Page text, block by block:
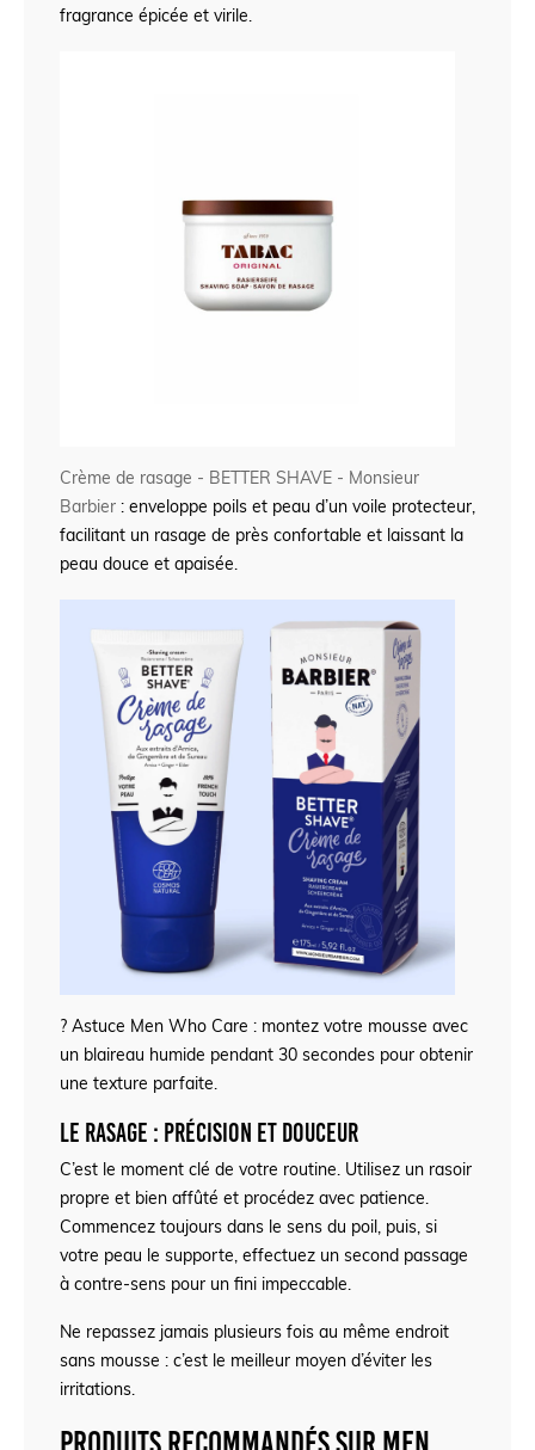
fragrance épicée et virile.
Crème de rasage - BETTER SHAVE - Monsieur
Barbier : enveloppe poils et peau d’un voile protecteur,
facilitant un rasage de près confortable et laissant la
peau douce et apaisée.
? Astuce Men Who Care : montez votre mousse avec
un blaireau humide pendant 30 secondes pour obtenir
une texture parfaite.
Le rasage : précision et douceur
C’est le moment clé de votre routine. Utilisez un rasoir
propre et bien affûté et procédez avec patience.
Commencez toujours dans le sens du poil, puis, si
votre peau le supporte, effectuez un second passage
à contre-sens pour un fini impeccable.
Ne repassez jamais plusieurs fois au même endroit
sans mousse : c’est le meilleur moyen d’éviter les
irritations.